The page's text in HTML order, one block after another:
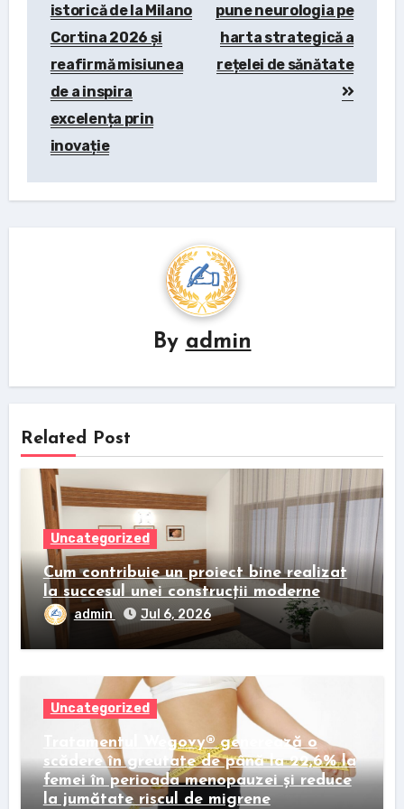
istorică de la Milano
Cortina 2026 și
reafirmă misiunea
de a inspira
excelența prin
inovație
pune neurologia pe
harta strategică a
rețelei de sănătate
By admin
Related Post
Uncategorized
Cum contribuie un proiect bine realizat
la succesul unei construcții moderne
admin Jul 6, 2026
Uncategorized
Tratamentul Wegovy® generează o
scădere în greutate de până la 22,6% la
femei în perioada menopauzei și reduce
la jumătate riscul de migrene